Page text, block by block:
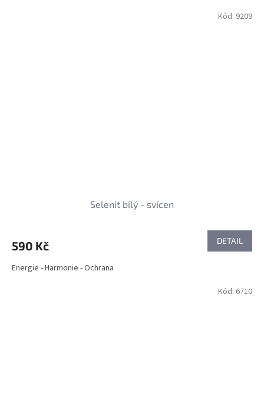
Selenit bílý - svícen
590 Kč DETAIL
Energie - Harmonie - Ochrana
Kód: 9209
Kód: 6710